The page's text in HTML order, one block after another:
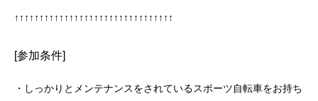
↑↑↑↑↑↑↑↑↑↑↑↑↑↑↑↑↑↑↑↑↑↑↑↑↑↑↑↑↑↑↑↑
[参加条件]
・しっかりとメンテナンスをされているスポーツ自転車をお持ち